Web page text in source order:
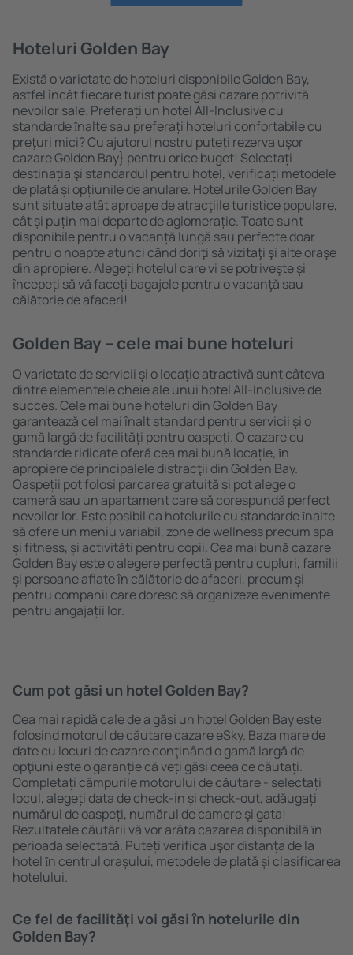
Hoteluri Golden Bay
Există o varietate de hoteluri disponibile Golden Bay,
astfel încât fiecare turist poate găsi cazare potrivită
nevoilor sale. Preferați un hotel All-Inclusive cu
standarde ȋnalte sau preferați hoteluri confortabile cu
preţuri mici? Cu ajutorul nostru puteți rezerva uşor
cazare Golden Bay} pentru orice buget! Selectați
destinația şi standardul pentru hotel, verificați metodele
de plată și opțiunile de anulare. Hotelurile Golden Bay
sunt situate atât aproape de atracţiile turistice populare,
cât și puțin mai departe de aglomerație. Toate sunt
disponibile pentru o vacanță lungă sau perfecte doar
pentru o noapte atunci când doriţi să vizitaţi şi alte oraşe
din apropiere. Alegeți hotelul care vi se potriveşte și
începeți să vă faceți bagajele pentru o vacanţă sau
călătorie de afaceri!
Golden Bay – cele mai bune hoteluri
O varietate de servicii și o locație atractivă sunt câteva
dintre elementele cheie ale unui hotel All-Inclusive de
succes. Cele mai bune hoteluri din Golden Bay
garantează cel mai înalt standard pentru servicii și o
gamă largă de facilități pentru oaspeți. O cazare cu
standarde ridicate oferă cea mai bună locație, ȋn
apropiere de principalele distracţii din Golden Bay.
Oaspeții pot folosi parcarea gratuită și pot alege o
cameră sau un apartament care să corespundă perfect
nevoilor lor. Este posibil ca hotelurile cu standarde ȋnalte
să ofere un meniu variabil, zone de wellness precum spa
și fitness, și activități pentru copii. Cea mai bună cazare
Golden Bay este o alegere perfectă pentru cupluri, familii
și persoane aflate în călătorie de afaceri, precum și
pentru companii care doresc să organizeze evenimente
pentru angajații lor.
Cum pot găsi un hotel Golden Bay?
Cea mai rapidă cale de a găsi un hotel Golden Bay este
folosind motorul de căutare cazare eSky. Baza mare de
date cu locuri de cazare conţinând o gamă largă de
opţiuni este o garanție că veți găsi ceea ce căutați.
Completați câmpurile motorului de căutare - selectați
locul, alegeți data de check-in și check-out, adăugați
numărul de oaspeți, numărul de camere şi gata!
Rezultatele căutării vă vor arăta cazarea disponibilă ȋn
perioada selectată. Puteți verifica uşor distanța de la
hotel ȋn centrul orașului, metodele de plată și clasificarea
hotelului.
Ce fel de facilităţi voi găsi ȋn hotelurile din
Golden Bay?